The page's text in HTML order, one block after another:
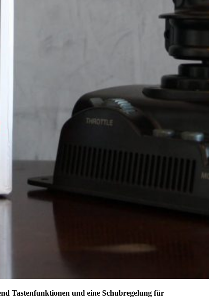
Tastenfunktionen und eine Schubregelung für